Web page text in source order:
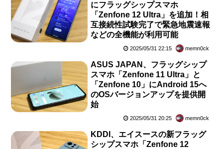
にフラッグシップスマホ
「Zenfone 12 Ultra」を追加！相
互接続性試験完了で緊急地震速報
などの全機能が利用可能
2025/05/31 22:15 memn0ck
ASUS JAPAN、フラッグシップ
スマホ「Zenfone 11 Ultra」と
「Zenfone 10」にAndroid 15へ
のOSバージョンアップを提供開
始
2025/05/31 20:25 memn0ck
KDDI、エイスースの新フラッグ
シップスマホ「Zenfone 12